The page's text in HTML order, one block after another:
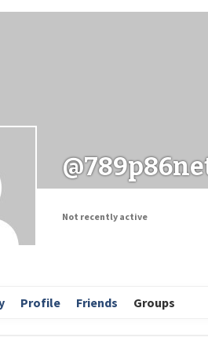
Заходи
Not recently active
Profile Friends Groups